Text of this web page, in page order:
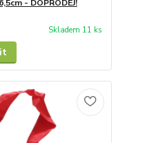
- DOPRODEJ!
Skladem 11 ks